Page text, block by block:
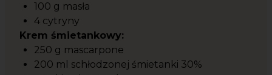
100 g masła
4 cytryny
Krem śmietankowy:
250 g mascarpone
200 ml schłodzonej śmietanki 30%